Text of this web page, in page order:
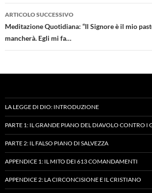
ARTICOLO SUCCESSIVO
Meditazione Quotidiana: “Il Signore è il mio
mancherà. Egli mi fa…
LA LEGGE DI DIO: INTRODUZIONE
PARTE 1: IL GRANDE PIANO DEL DIAVOLO CONTRO I
PARTE 2: IL FALSO PIANO DI SALVEZZA
APPENDICE 1: IL MITO DEI 613 COMANDAMENTI
APPENDICE 2: LA CIRCONCISIONE E IL CRISTIANO